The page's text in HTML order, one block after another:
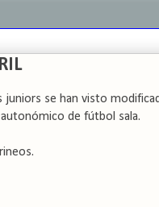
se han visto
de fútbol sala.